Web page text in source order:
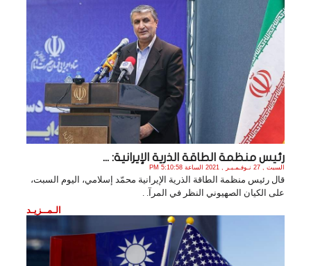
رئيس منظمة الطاقة الذرية الإيرانية: ...
السبت , 27 نـوفـمـبـر , 2021 الساعة 5:10:58 PM
قال رئيس منظمة الطاقة الذرية الإيرانية محمّد إسلامي، اليوم السبت،
على الكيان الصهيوني النظر في المرآ. .
الـمــزيـد